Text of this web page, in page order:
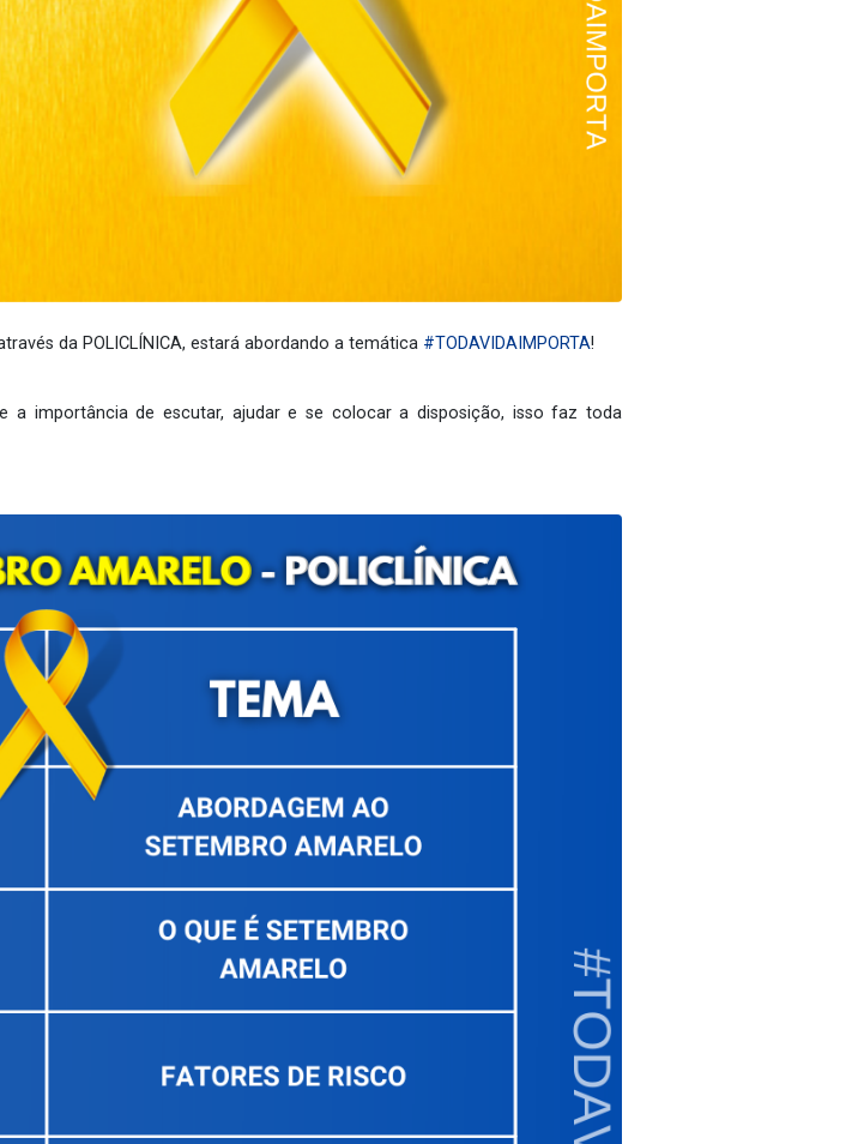
da POLICLÍNICA, estará abordando a temática #TODAVIDAIMPORTA!
a importância de escutar, ajudar e se colocar a disposição, isso faz toda